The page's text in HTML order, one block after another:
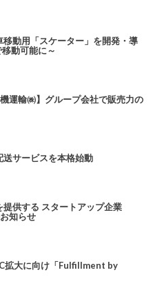
動用「スケーター」を開発・導
動可能に～
運輸㈱】グループ会社で販売力の
サービスを本格始動
供する スタートアップ企業
知らせ
拡大に向け「Fulfillment by